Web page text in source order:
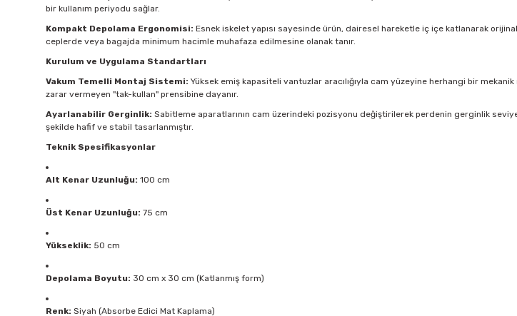
bir kullanım periyodu sağlar.
Kompakt Depolama Ergonomisi: Esnek iskelet yapısı sayesinde ürün, dairesel hareketle iç içe katlanarak
ceplerde veya bagajda minimum hacimle muhafaza edilmesine olanak tanır.
Kurulum ve Uygulama Standartları
Vakum Temelli Montaj Sistemi: Yüksek emiş kapasiteli vantuzlar aracılığıyla cam yüzeyine herhangi bir
zarar vermeyen "tak-kullan" prensibine dayanır.
Ayarlanabilir Gerginlik: Sabitleme aparatlarının cam üzerindeki pozisyonu değiştirilerek perdenin gerginlik
şekilde hafif ve stabil tasarlanmıştır.
Teknik Spesifikasyonlar
Alt Kenar Uzunluğu: 100 cm
Üst Kenar Uzunluğu: 75 cm
Yükseklik: 50 cm
Depolama Boyutu: 30 cm x 30 cm (Katlanmış form)
Renk: Siyah (Absorbe Edici Mat Kaplama)